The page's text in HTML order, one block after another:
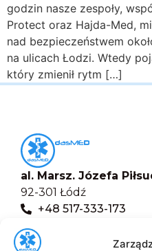
godzin nasze zespoły,
Protect oraz Hajda-Med,
nad bezpieczeństwem
na ulicach Łodzi. Wtedy
który zmienił rytm […]
al. Marsz. Józefa
92-301 Łódź
+48 517-333-173
biuro@dasmed.pl